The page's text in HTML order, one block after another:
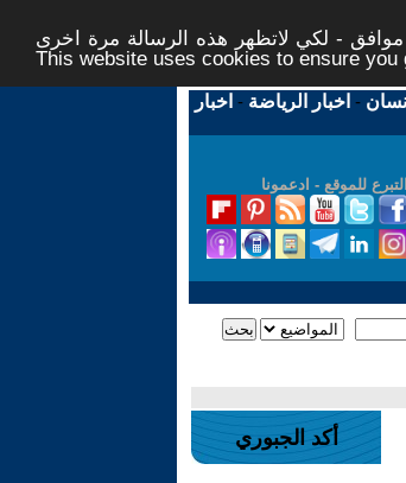
- لكي لاتظهر هذه الرسالة مرة اخرى -
This website uses cookies to ensure
- اخبار الرياضة - اخبار
التبرع للموقع - ادعمونا
أكد الجبوري